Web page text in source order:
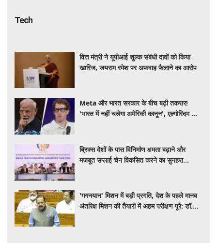
Tech
वित्त मंत्री ने यूपीआई शुल्क संबंधी दावों को किया
खारिज, जयराम रमेश पर अफवाह फैलाने का आरोप
Meta और भारत सरकार के बीच बढ़ी तकरार!
'भारत में नहीं चलेगा अमेरिकी कानून', एल्गोरिदम को
ब्रिक्स देशों के पास विनिर्माण क्षमता बढ़ाने और
मजबूत सप्लाई चेन विकसित करने का सुनहरा
'गगनयान' मिशन में बड़ी प्रगति, देश के पहले मानव
अंतरिक्ष मिशन की तैयारी में अहम परीक्षण पूरे: डॉ.